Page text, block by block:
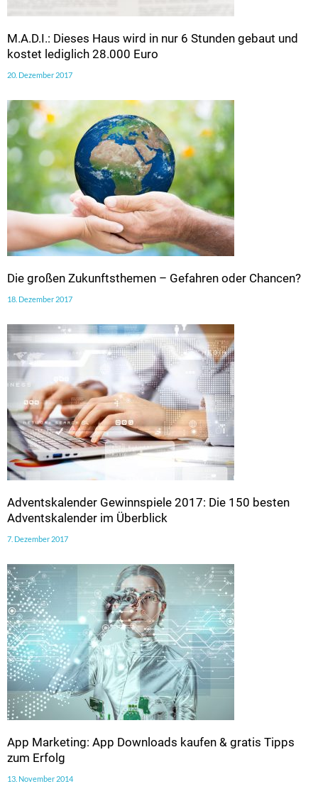
M.A.D.I.: Dieses Haus wird in nur 6 Stunden gebaut und
kostet lediglich 28.000 Euro
20. Dezember 2017
Die großen Zukunftsthemen – Gefahren oder Chancen?
18. Dezember 2017
Adventskalender Gewinnspiele 2017: Die 150 besten
Adventskalender im Überblick
7. Dezember 2017
App Marketing: App Downloads kaufen & gratis Tipps
zum Erfolg
13. November 2014